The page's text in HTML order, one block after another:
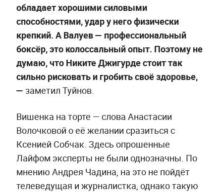
обладает хорошими силовыми
способностями, удар у него физически
крепкий. А Валуев — профессиональный
боксёр, это колоссальный опыт. Поэтому не
думаю, что Никите Джигурде стоит так
сильно рисковать и гробить своё здоровье,
— заметил Туйнов.
Вишенка на торте — слова Анастасии
Волочковой о её желании сразиться с
Ксенией Собчак. Здесь опрошенные
Лайфом эксперты не были однозначны. По
мнению Андрея Чадина, на это не пойдёт
телеведущая и журналистка, однако такую